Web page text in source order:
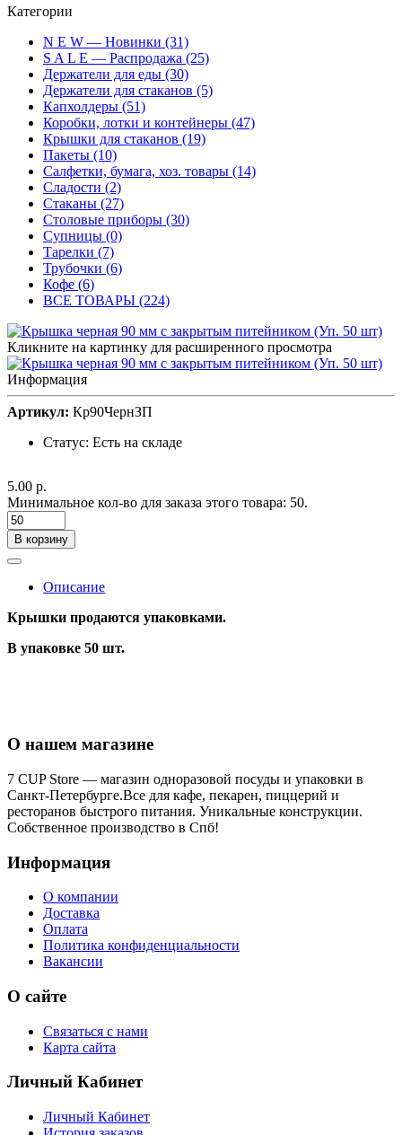
Категории
N E W — Новинки (31)
S A L E — Распродажа (25)
Держатели для еды (30)
Держатели для стаканов (5)
Капхолдеры (51)
Коробки, лотки и контейнеры (47)
Крышки для стаканов (19)
Пакеты (10)
Салфетки, бумага, хоз. товары (14)
Сладости (2)
Стаканы (27)
Столовые приборы (30)
Супницы (0)
Тарелки (7)
Трубочки (6)
Кофе (6)
ВСЕ ТОВАРЫ (224)
Кликните на картинку для расширенного просмотра
Информация
Артикул: Кр90ЧернЗП
Статус: Есть на складе
5.00 р.
Минимальное кол-во для заказа этого товара: 50.
В корзину
Описание
Крышки продаются упаковками.
В упаковке 50 шт.
О нашем магазине
7 CUP Store — магазин одноразовой посуды и упаковки в
Санкт-Петербурге.Все для кафе, пекарен, пиццерий и
ресторанов быстрого питания. Уникальные конструкции.
Собственное производство в Спб!
Информация
О компании
Доставка
Оплата
Политика конфиденциальности
Вакансии
О сайте
Связаться с нами
Карта сайта
Личный Кабинет
Личный Кабинет